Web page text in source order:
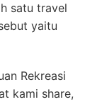
satu travel
yaitu
Rekreasi
kami share,